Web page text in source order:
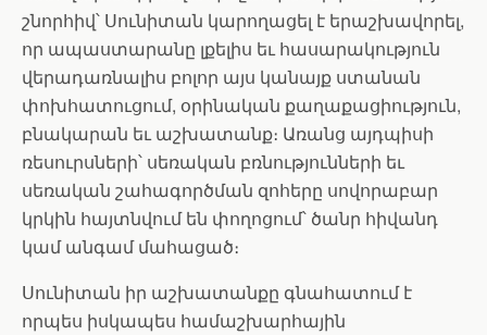
շնորհիվ՝ Սունիտան կարողացել է երաշխավորել,
որ ապաստարանը լքելիս եւ հասարակություն
վերադառնալիս բոլոր այս կանայք ստանան
փոխհատուցում, օրինական քաղաքացիություն,
բնակարան եւ աշխատանք։ Առանց այդպիսի
ռեսուրսների՝ սեռական բռնությունների եւ
սեռական շահագործման զոհերը սովորաբար
կրկին հայտնվում են փողոցում՝ ծանր հիվանդ
կամ անգամ մահացած։
Սունիտան իր աշխատանքը գնահատում է
որպես իսկապես համաշխարհային